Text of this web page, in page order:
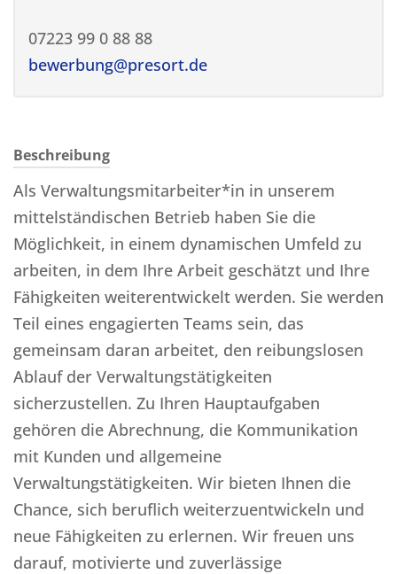
07223 99 0 88 88
bewerbung@presort.de
Beschreibung
Als Verwaltungsmitarbeiter*in in unserem
mittelständischen Betrieb haben Sie die
Möglichkeit, in einem dynamischen Umfeld zu
arbeiten, in dem Ihre Arbeit geschätzt und Ihre
Fähigkeiten weiterentwickelt werden. Sie werden
Teil eines engagierten Teams sein, das
gemeinsam daran arbeitet, den reibungslosen
Ablauf der Verwaltungstätigkeiten
sicherzustellen. Zu Ihren Hauptaufgaben
gehören die Abrechnung, die Kommunikation
mit Kunden und allgemeine
Verwaltungstätigkeiten. Wir bieten Ihnen die
Chance, sich beruflich weiterzuentwickeln und
neue Fähigkeiten zu erlernen. Wir freuen uns
darauf, motivierte und zuverlässige